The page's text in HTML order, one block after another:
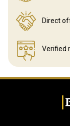
Direct
Verified